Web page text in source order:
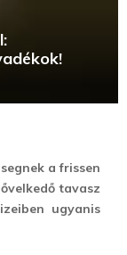
a frissen
tavasz
ugyanis